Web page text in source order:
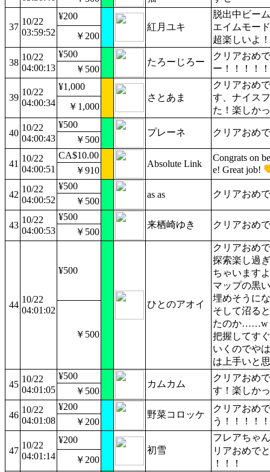
37
10/22
03:59:52
¥200
紅月ユキ
脱出中ビー
エイムモー
超楽しいよ
￥200
38
10/22
04:00:13
¥500
たろーじろー
クリアおめ
ー！！！！
￥500
39
10/22
04:00:34
¥1,000
さとあま
クリアおめ
す、ナイス
た！楽しか
￥1,000
40
10/22
04:00:43
¥500
プレーネ クリアおめ
￥500
41
10/22
04:00:51
CA$10.00
Absolute Link
Congrats on
e! Great job!
￥910
42
10/22
04:00:52
¥500
as as
クリアおめ
￥500
43
10/22
04:00:53
¥500
来栖崎ゆき クリアおめ
￥500
44
10/22
04:01:02
¥500
ひとのアオイ
クリアおめ
探索楽し過
ちゃいます
マップの黒
埋めそうに
そして沼る
たのか……w
把握してす
いくのでや
は上手いと
￥500
45
10/22
04:01:05
¥500
カムカム
クリアおめ
す！楽しか
￥500
46
10/22
04:01:08
¥200
野菜コロッケ
クリアおめ
う！！！！！
￥200
47
10/22
04:01:14
¥200
初雪
フレアちゃ
リアおめで
！！！
￥200